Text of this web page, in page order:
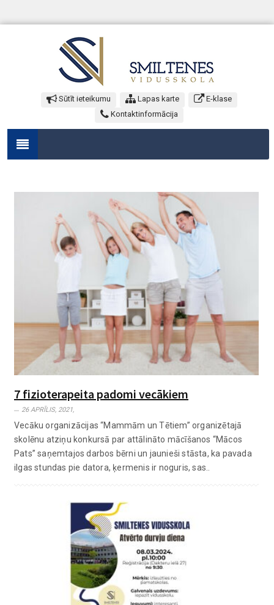
Sūtīt ieteikumu Lapas karte
E-klase
Kontaktinformācija
7 fizioterapeita padomi vecākiem
26 APRĪLIS, 2021,
Vecāku organizācijas “Mammām un Tētiem” organizētajā
skolēnu atziņu konkursā par attālināto mācīšanos “Mācos
Pats” saņemtajos darbos bērni un jaunieši stāsta, ka pavada
ilgas stundas pie datora, ķermenis ir noguris, sas..